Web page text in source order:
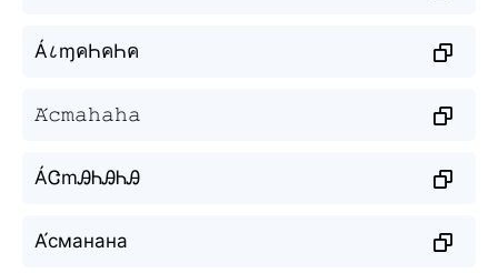
Á८ɱคҺคҺค
𝙰́𝚌𝚖𝚊𝚑𝚊𝚑𝚊
ÁᏣmᎯᏂᎯᏂᎯ
А́сманана